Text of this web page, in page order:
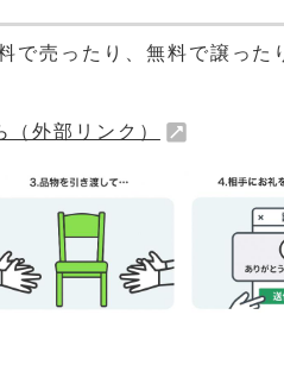
で売ったり、無料で譲った
外部リンク）